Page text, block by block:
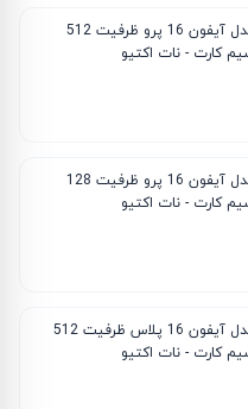
گوشی موبایل اپل مدل آیفون 16 پرو ظرفیت 512
گوشی موبایل اپل مدل آیفون 16 پرو ظرفیت 128
گوشی موبایل اپل مدل آیفون 16 پلاس ظرفیت 512